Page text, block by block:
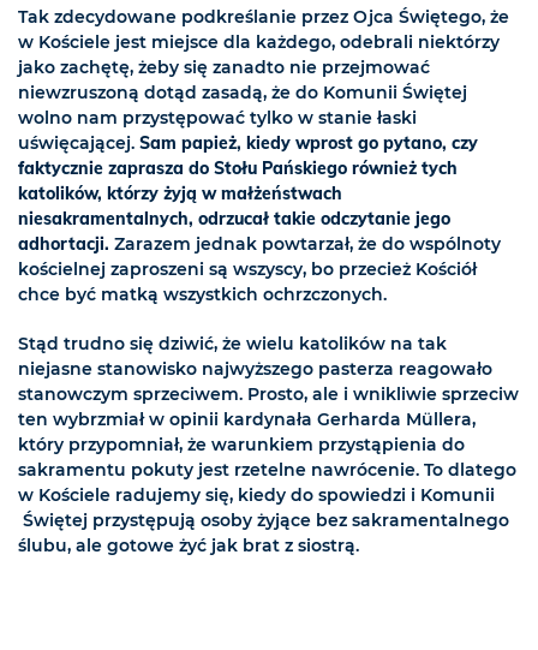
Tak zdecydowane podkreślanie przez Ojca Świętego, że
w Kościele jest miejsce dla każdego, odebrali niektórzy
jako zachętę, żeby się zanadto nie przejmować
niewzruszoną dotąd zasadą, że do Komunii Świętej
wolno nam przystępować tylko w stanie łaski
uświęcającej. Sam papież, kiedy wprost go pytano, czy
faktycznie zaprasza do Stołu Pańskiego również tych
katolików, którzy żyją w małżeństwach
niesakramentalnych, odrzucał takie odczytanie jego
adhortacji. Zarazem jednak powtarzał, że do wspólnoty
kościelnej zaproszeni są wszyscy, bo przecież Kościół
chce być matką wszystkich ochrzczonych.
Stąd trudno się dziwić, że wielu katolików na tak
niejasne stanowisko najwyższego pasterza reagowało
stanowczym sprzeciwem. Prosto, ale i wnikliwie sprzeciw
ten wybrzmiał w opinii kardynała Gerharda Müllera,
który przypomniał, że warunkiem przystąpienia do
sakramentu pokuty jest rzetelne nawrócenie. To dlatego
w Kościele radujemy się, kiedy do spowiedzi i Komunii
Świętej przystępują osoby żyjące bez sakramentalnego
ślubu, ale gotowe żyć jak brat z siostrą.